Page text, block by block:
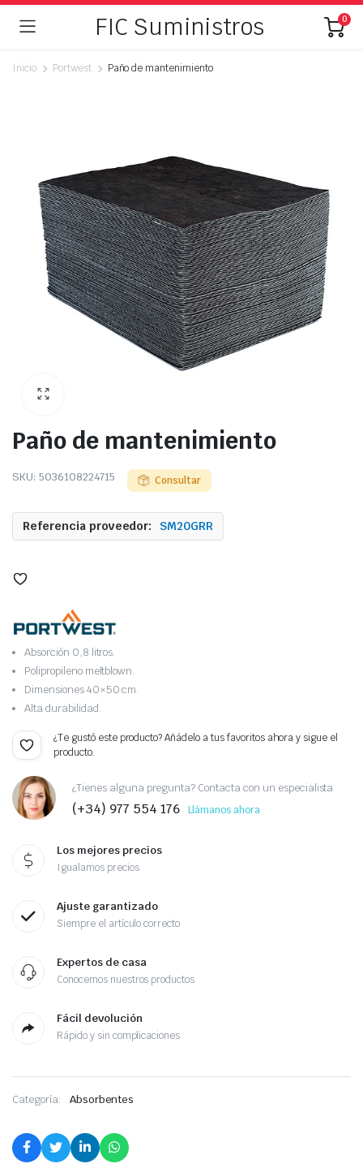
FIC Suministros 0
Inicio Portwest Paño de mantenimiento
Paño de mantenimiento
SKU: 5036108224715 Consultar
Referencia proveedor: SM20GRR
Absorción 0,8 litros.
Polipropileno meltblown.
Dimensiones 40×50 cm.
Alta durabilidad.
¿Te gustó este producto? Añádelo a tus favoritos ahora y sigue el
producto.
¿Tienes alguna pregunta? Contacta con un especialista
(+34) 977 554 176 Llámanos ahora
Los mejores precios
Igualamos precios
Ajuste garantizado
Siempre el artículo correcto
Expertos de casa
Conocemos nuestros productos
Fácil devolución
Rápido y sin complicaciones
Categoría: Absorbentes